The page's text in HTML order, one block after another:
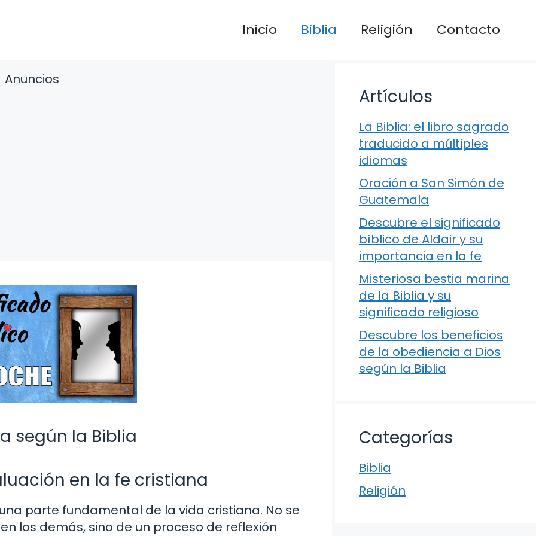
Inicio Biblia Religión Contacto
Anuncios
según la Biblia
en la fe cristiana
parte fundamental de la vida cristiana. No se
los demás, sino de un proceso de reflexión
Artículos
La Biblia: el libro sagrado
traducido a múltiples
idiomas
Oración a San Simón de
Guatemala
Descubre el significado
bíblico de Aldair y su
importancia en la fe
Misteriosa bestia marina
de la Biblia y su
significado religioso
Descubre los beneficios
de la obediencia a Dios
según la Biblia
Categorías
Biblia
Religión